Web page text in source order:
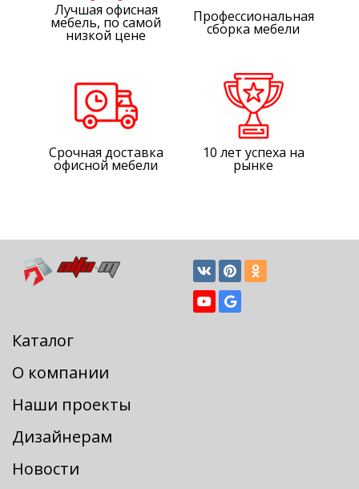
Лучшая офисная
мебель, по самой
низкой цене
Профессиональная
сборка мебели
Срочная доставка
офисной мебели
10 лет успеха на
рынке
Каталог
О компании
Наши проекты
Дизайнерам
Новости